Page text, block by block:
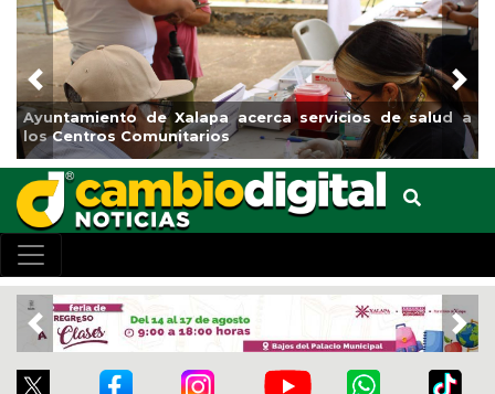
Municipio arrancará primera etapa de rehabilitación en
el boulevard 5 de febrero
Previous
Previous